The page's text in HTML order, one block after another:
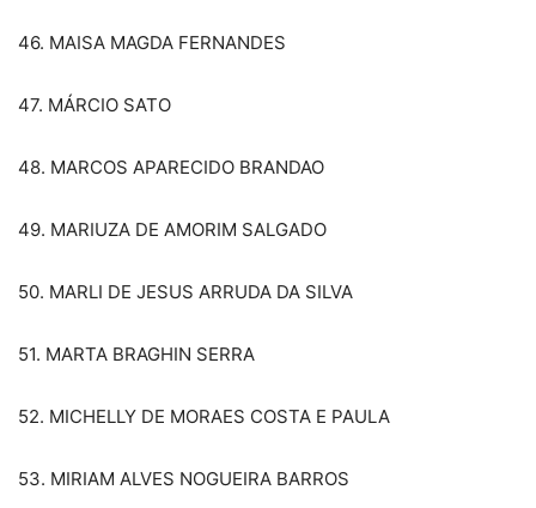
46. MAISA MAGDA FERNANDES
47. MÁRCIO SATO
48. MARCOS APARECIDO BRANDAO
49. MARIUZA DE AMORIM SALGADO
50. MARLI DE JESUS ARRUDA DA SILVA
51. MARTA BRAGHIN SERRA
52. MICHELLY DE MORAES COSTA E PAULA
53. MIRIAM ALVES NOGUEIRA BARROS